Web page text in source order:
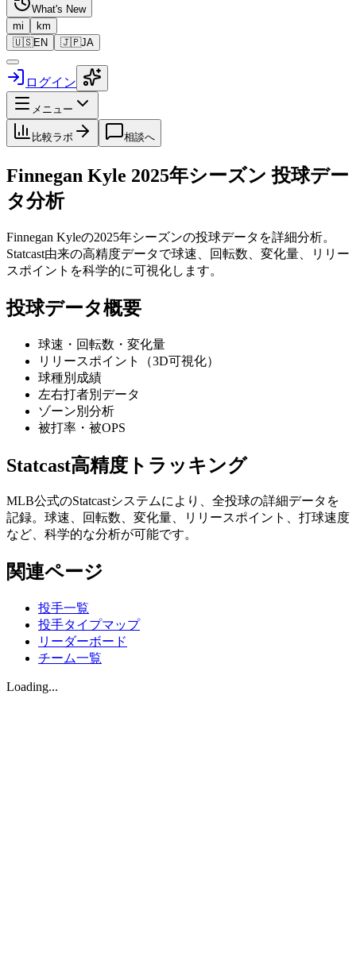
What's New
mi
km
🇺🇸EN 🇯🇵JA
ログイン
メニュー
比較ラボ 相談へ
Finnegan Kyle 2025年シーズン 投球デー
タ分析
Finnegan Kyleの2025年シーズンの投球データを詳細分析。
Statcast由来の高精度データで球速、回転数、変化量、リリー
スポイントを科学的に可視化します。
投球データ概要
球速・回転数・変化量
リリースポイント（3D可視化）
球種別成績
左右打者別データ
ゾーン別分析
被打率・被OPS
Statcast高精度トラッキング
MLB公式のStatcastシステムにより、全投球の詳細データを
記録。球速、回転数、変化量、リリースポイント、打球速度
など、科学的な分析が可能です。
関連ページ
投手一覧
投手タイプマップ
リーダーボード
チーム一覧
Loading...